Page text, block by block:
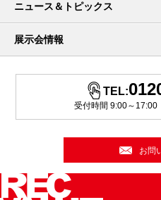
ニュース＆トピックス
展示会情報
TEL:
受付時間 9:00～17:00
お問